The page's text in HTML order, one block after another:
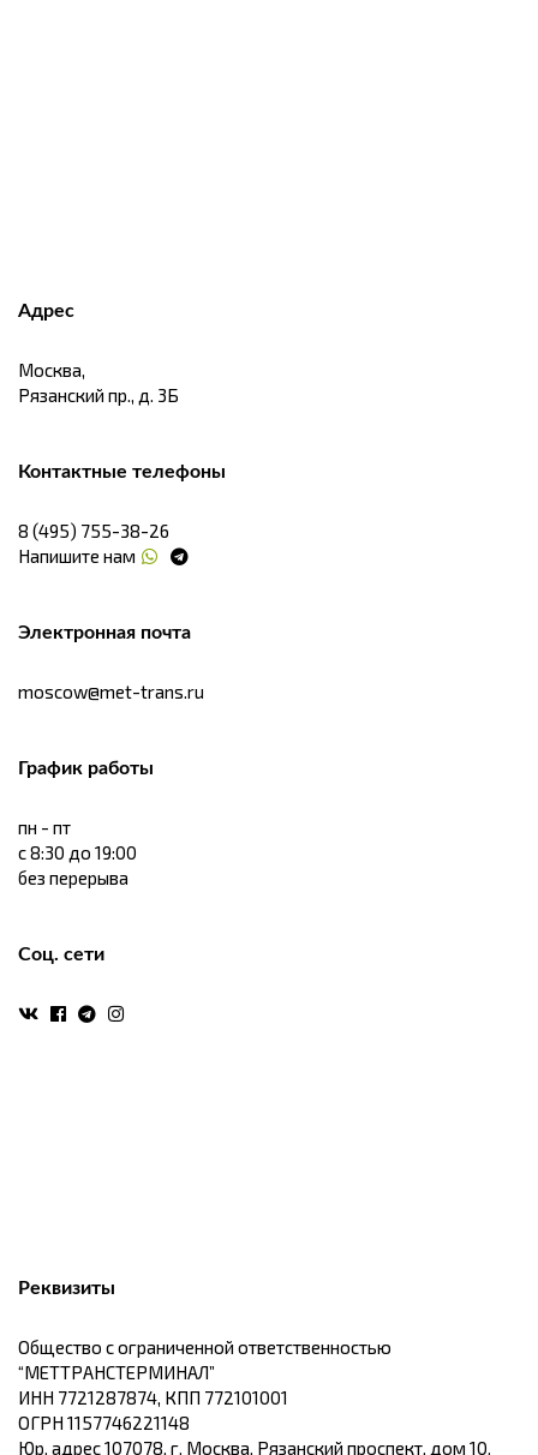
Адрес
Москва,
Рязанский пр., д. 3Б
Контактные телефоны
8 (495) 755-38-26
Напишите нам
Электронная почта
moscow@met-trans.ru
График работы
пн - пт
с 8:30 до 19:00
без перерыва
Соц. сети
Реквизиты
Общество с ограниченной ответственностью
“МЕТТРАНСТЕРМИНАЛ”
ИНН 7721287874, КПП 772101001
ОГРН 1157746221148
Юр. адрес 107078, г. Москва, Рязанский проспект, дом 10.